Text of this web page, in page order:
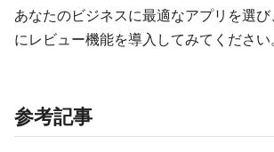
あなたのビジネスに最適なアプリを選
にレビュー機能を導入してみてください
参考記事